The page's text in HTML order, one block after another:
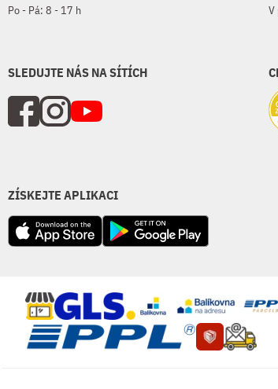
Po - Pá: 8 - 17 h V
SLEDUJTE NÁS NA SÍTÍCH
ZÍSKEJTE APLIKACI